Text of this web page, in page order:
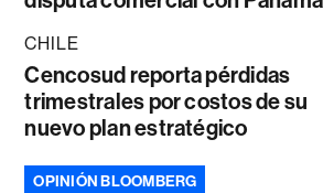
CHILE
Cencosud reporta pérdidas
trimestrales por costos de su
nuevo plan estratégico
OPINIÓN BLOOMBERG